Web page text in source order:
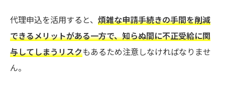
代理申込を活用すると、 煩雑な申請手続きの手間を削減
できるメリットがある一方で、知らぬ間に不正受給に関
与してしまうリスクもあるため注意しなければなりませ
ん。